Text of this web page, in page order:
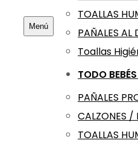
Menú
TOALLAS
PAÑALES AL
Toallas
TODO
PAÑALES
CALZONES /
TOALLAS